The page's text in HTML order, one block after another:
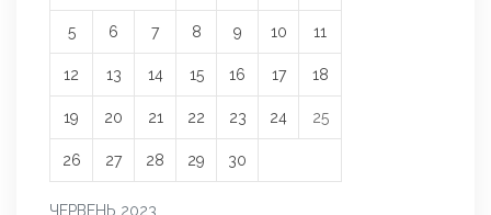
ЧЕРВЕНЬ 2023
5 6 7 8 9 10 11
12 13 14 15 16 17 18
19 20 21 22 23 24 25
26 27 28 29 30